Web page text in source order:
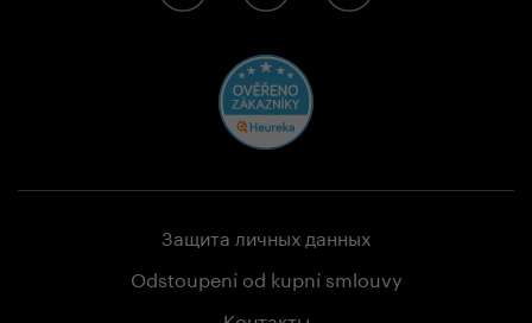
Защита личных данных
Odstoupení od kupní smlouvy